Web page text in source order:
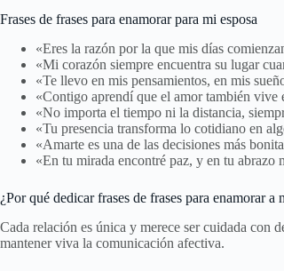
Frases de frases para enamorar para mi esposa
«Eres la razón por la que mis días
«Mi corazón siempre encuentra su lugar
«Te llevo en mis pensamientos, en mis
«Contigo aprendí que el amor también vive
«No importa el tiempo ni la distancia,
«Tu presencia transforma lo cotidiano en
«Amarte es una de las decisiones más
«En tu mirada encontré paz, y en tu abrazo
¿Por qué dedicar frases de frases para enamorar a
Cada relación es única y merece ser cuidada con
mantener viva la comunicación afectiva.